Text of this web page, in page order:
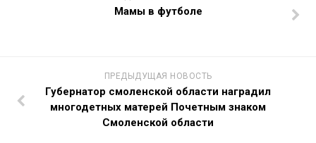
Мамы в футболе
ПРЕДЫДУЩАЯ НОВОСТЬ
Губернатор смоленской области наградил
многодетных матерей Почетным знаком
Смоленской области